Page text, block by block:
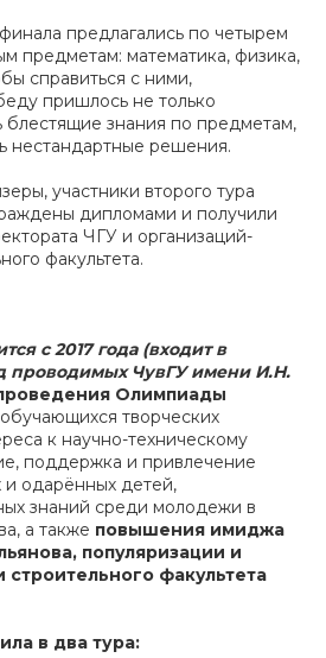
предлагались по четырем
предметам: математика, физика,
справиться с ними,
пришлось не только
блестящие знания по предметам,
нестандартные решения.
участники второго тура
дипломами и получили
ЧГУ и организаций-
факультета.
с 2017 года (входит в
проводимых ЧувГУ имени И.Н.
Олимпиады
творческих
к научно-техническому
поддержка и привлечение
одарённых детей,
знаний среди молодежи в
а также повышения имиджа
популяризации и
строительного факультета
в два тура: